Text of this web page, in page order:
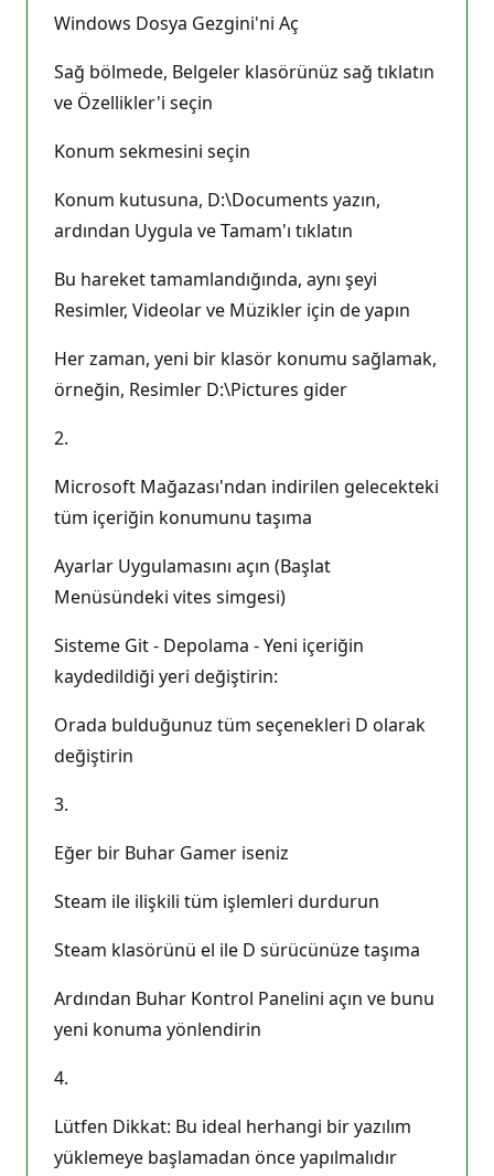
Windows Dosya Gezgini'ni Aç
Sağ bölmede, Belgeler klasörünüz sağ tıklatın
ve Özellikler'i seçin
Konum sekmesini seçin
Konum kutusuna, D:\Documents yazın,
ardından Uygula ve Tamam'ı tıklatın
Bu hareket tamamlandığında, aynı şeyi
Resimler, Videolar ve Müzikler için de yapın
Her zaman, yeni bir klasör konumu sağlamak,
örneğin, Resimler D:\Pictures gider
2.
Microsoft Mağazası'ndan indirilen gelecekteki
tüm içeriğin konumunu taşıma
Ayarlar Uygulamasını açın (Başlat
Menüsündeki vites simgesi)
Sisteme Git - Depolama - Yeni içeriğin
kaydedildiği yeri değiştirin:
Orada bulduğunuz tüm seçenekleri D olarak
değiştirin
3.
Eğer bir Buhar Gamer iseniz
Steam ile ilişkili tüm işlemleri durdurun
Steam klasörünü el ile D sürücünüze taşıma
Ardından Buhar Kontrol Panelini açın ve bunu
yeni konuma yönlendirin
4.
Lütfen Dikkat: Bu ideal herhangi bir yazılım
yüklemeye başlamadan önce yapılmalıdır